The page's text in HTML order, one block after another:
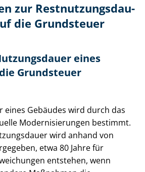
zur Rest­nut­zungs­dau­
die Grundsteuer
eines
Grundsteuer
eines Gebäudes wird durch das
Mo­der­ni­sie­run­gen bestimmt.
wird anhand von
etwa 80 Jahre für
entstehen, wenn